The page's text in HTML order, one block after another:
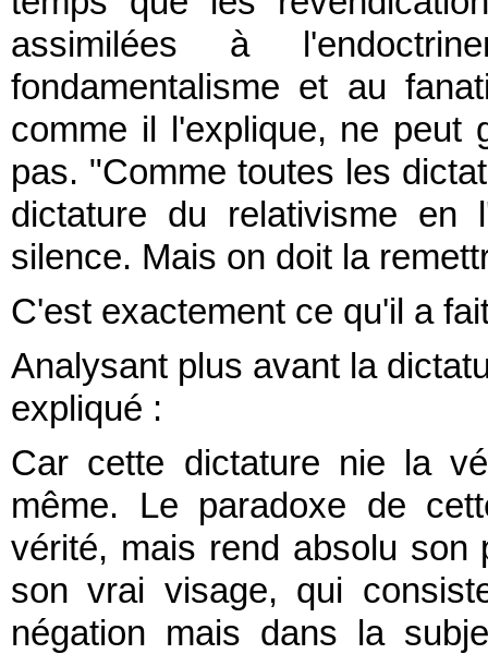
assimilées à
fondamentalisme et au
comme il l'explique, ne peut
pas. "Comme toutes les
dictature du relativisme
silence. Mais on doit la
C'est exactement ce qu'il a
Analysant plus avant la
expliqué :
Car cette dictature nie la
même. Le paradoxe de
vérité, mais rend absolu son
son vrai visage, qui
négation mais dans la